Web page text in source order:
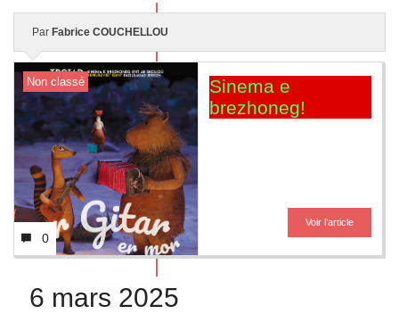
Par Fabrice COUCHELLOU
Non classé
0
Sinema e
brezhoneg!
Voir l’article
6 mars 2025